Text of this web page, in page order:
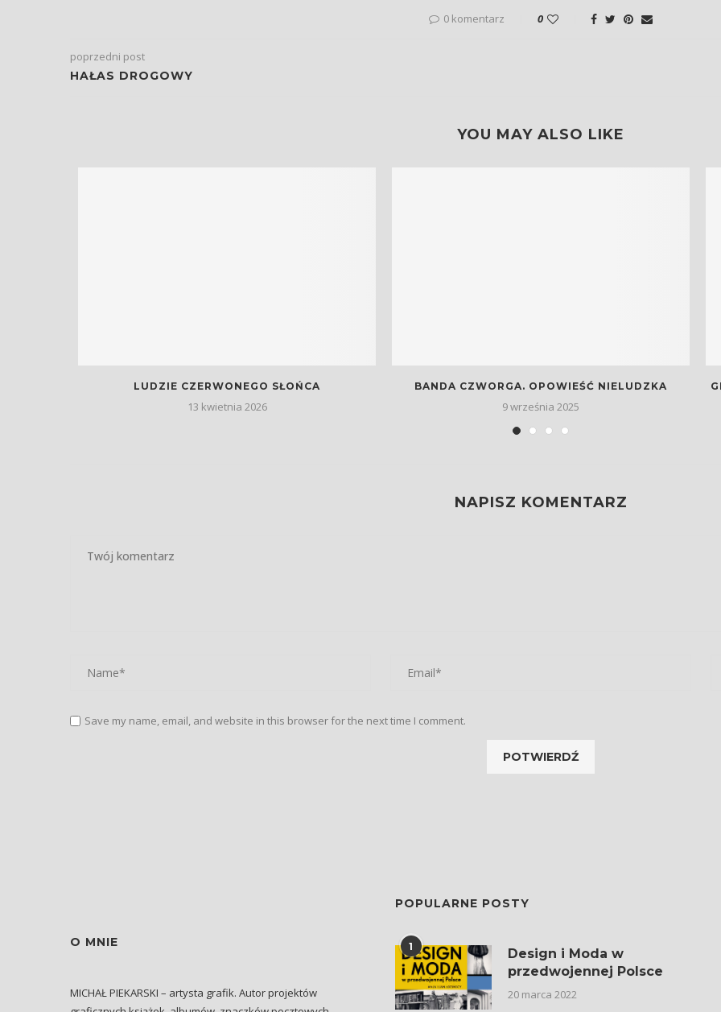
0 komentarz 0
poprzedni post
HAŁAS DROGOWY
YOU MAY ALSO LIKE
LUDZIE CZERWONEGO SŁOŃCA
13 kwietnia 2026
BANDA CZWORGA. OPOWIEŚĆ NIELUDZKA
9 września 2025
NAPISZ KOMENTARZ
Save my name, email, and website in this browser for the next time I comment.
O MNIE
MICHAŁ PIEKARSKI – artysta grafik. Autor projektów
POPULARNE POSTY
1
Design i Moda w
przedwojennej Polsce
20 marca 2022